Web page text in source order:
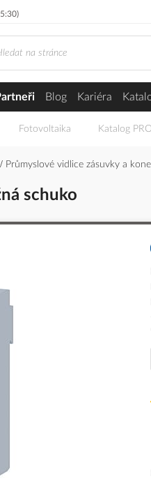
Blog Kariéra
Fotovoltaika Katalog
Průmyslové vidlice zásuvky a
schuko